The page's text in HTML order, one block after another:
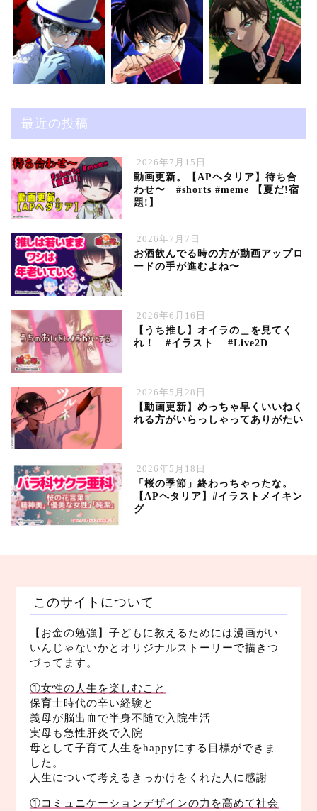
最近の投稿
2026年7月15日
動画更新。【APヘタリア】待ち合
わせ〜 #shorts #meme 【夏だ!宿
題!】
2026年7月7日
お酒飲んでる時の方が動画アップロ
ードの手が進むよね〜
2026年6月16日
【うち推し】オイラの＿を見てく
れ！ #イラスト #Live2D
2026年5月28日
【動画更新】めっちゃ早くいいねく
れる方がいらっしゃってありがたい
2026年5月18日
「桜の季節」終わっちゃったな。
【APヘタリア】#イラストメイキン
グ
このサイトについて
【お金の勉強】子どもに教えるためには漫画がい
いんじゃないかとオリジナルストーリーで描きつ
づってます。
①女性の人生を楽しむこと
保育士時代の辛い経験と
義母が脳出血で半身不随で入院生活
実母も急性肝炎で入院
母として子育て人生をhappyにする目標ができま
した。
人生について考えるきっかけをくれた人に感謝
①コミュニケーションデザインの力を高めて社会